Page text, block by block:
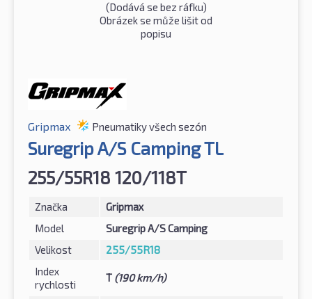
(Dodává se bez ráfku)
Obrázek se může lišit od
popisu
Gripmax Pneumatiky všech sezón
Suregrip A/S Camping TL
255/55R18 120/118T
Značka
Gripmax
Model
Suregrip A/S Camping
Velikost
255/55R18
Index
rychlosti
T (190 km/h)